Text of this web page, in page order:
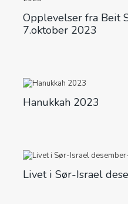
Opplevelser fra Beit
7.oktober 2023
Hanukkah 2023
Livet i Sør-Israel